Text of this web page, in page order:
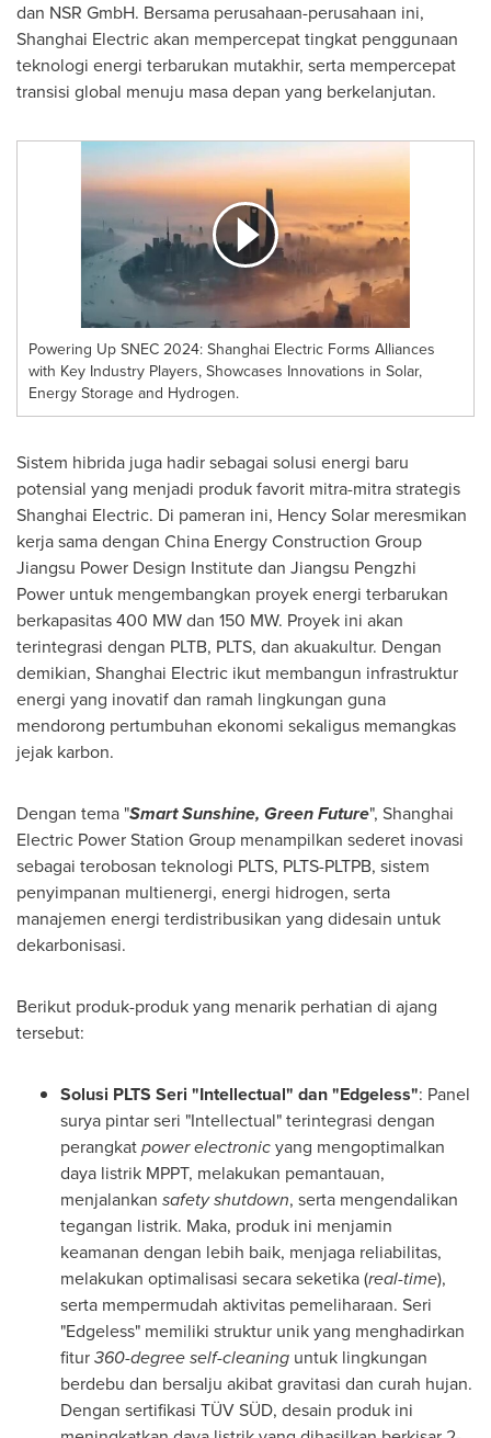
dan NSR GmbH. Bersama perusahaan-perusahaan ini,
Shanghai Electric akan mempercepat tingkat penggunaan
teknologi energi terbarukan mutakhir, serta mempercepat
transisi global menuju masa depan yang berkelanjutan.
Powering Up SNEC 2024: Shanghai Electric Forms Alliances
with Key Industry Players, Showcases Innovations in Solar,
Energy Storage and Hydrogen.
Sistem hibrida juga hadir sebagai solusi energi baru
potensial yang menjadi produk favorit mitra-mitra strategis
Shanghai Electric. Di pameran ini, Hency Solar meresmikan
kerja sama dengan China Energy Construction Group
Jiangsu Power Design Institute dan Jiangsu Pengzhi
Power untuk mengembangkan proyek energi terbarukan
berkapasitas 400 MW dan 150 MW. Proyek ini akan
terintegrasi dengan PLTB, PLTS, dan akuakultur. Dengan
demikian, Shanghai Electric ikut membangun infrastruktur
energi yang inovatif dan ramah lingkungan guna
mendorong pertumbuhan ekonomi sekaligus memangkas
jejak karbon.
Dengan tema "Smart Sunshine, Green Future", Shanghai
Electric Power Station Group menampilkan sederet inovasi
sebagai terobosan teknologi PLTS, PLTS-PLTPB, sistem
penyimpanan multienergi, energi hidrogen, serta
manajemen energi terdistribusikan yang didesain untuk
dekarbonisasi.
Berikut produk-produk yang menarik perhatian di ajang
tersebut:
Solusi PLTS Seri "Intellectual" dan "Edgeless": Panel
surya pintar seri "Intellectual" terintegrasi dengan
perangkatpower electronicyang mengoptimalkan
daya listrik MPPT, melakukan pemantauan,
menjalankan safety shutdown, serta mengendalikan
tegangan listrik. Maka, produk ini menjamin
keamanan dengan lebih baik, menjaga reliabilitas,
melakukan optimalisasi secara seketika (real-time),
serta mempermudah aktivitas pemeliharaan. Seri
"Edgeless" memiliki struktur unik yang menghadirkan
fitur360-degree self-cleaning untuk lingkungan
berdebu dan bersalju akibat gravitasi dan curah hujan.
Dengan sertifikasi TÜV SÜD, desain produk ini